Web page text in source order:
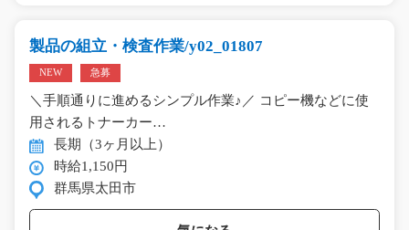
製品の組立・検査作業/y02_01807
NEW 急募
＼手順通りに進めるシンプル作業♪／ コピー機などに使
用されるトナーカー…
長期（3ヶ月以上）
時給1,150円
群馬県太田市